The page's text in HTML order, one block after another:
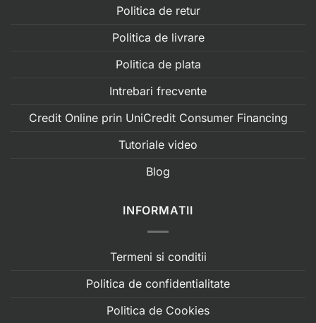
Politica de retur
Politica de livrare
Politica de plata
Intrebari frecvente
Credit Online prin UniCredit Consumer Financing
Tutoriale video
Blog
INFORMATII
Termeni si conditii
Politica de confidentialitate
Politica de Cookies